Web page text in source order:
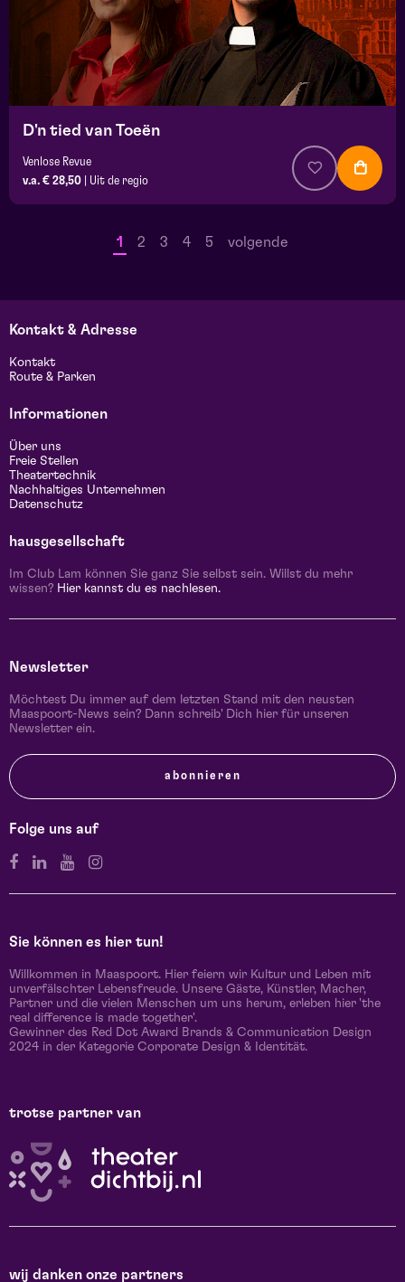
D'n tied van Toeën
Venlose Revue
v.a. € 28,50
Uit de regio
1 2 3 4 5 volgende
Kontakt & Adresse
Kontakt
Route & Parken
Informationen
Über uns
Freie Stellen
Theatertechnik
Nachhaltiges Unternehmen
Datenschutz
hausgesellschaft
Im Club Lam können Sie ganz Sie selbst sein. Willst du mehr
wissen? Hier kannst du es nachlesen.
Newsletter
Möchtest Du immer auf dem letzten Stand mit den neusten
Maaspoort-News sein? Dann schreib' Dich hier für unseren
Newsletter ein.
abonnieren
Folge uns auf
Sie können es hier tun!
Willkommen in Maaspoort. Hier feiern wir Kultur und Leben mit
unverfälschter Lebensfreude. Unsere Gäste, Künstler, Macher,
Partner und die vielen Menschen um uns herum, erleben hier 'the
real difference is made together'.
Gewinner des Red Dot Award Brands & Communication Design
2024 in der Kategorie Corporate Design & Identität.
trotse partner van
wij danken onze partners